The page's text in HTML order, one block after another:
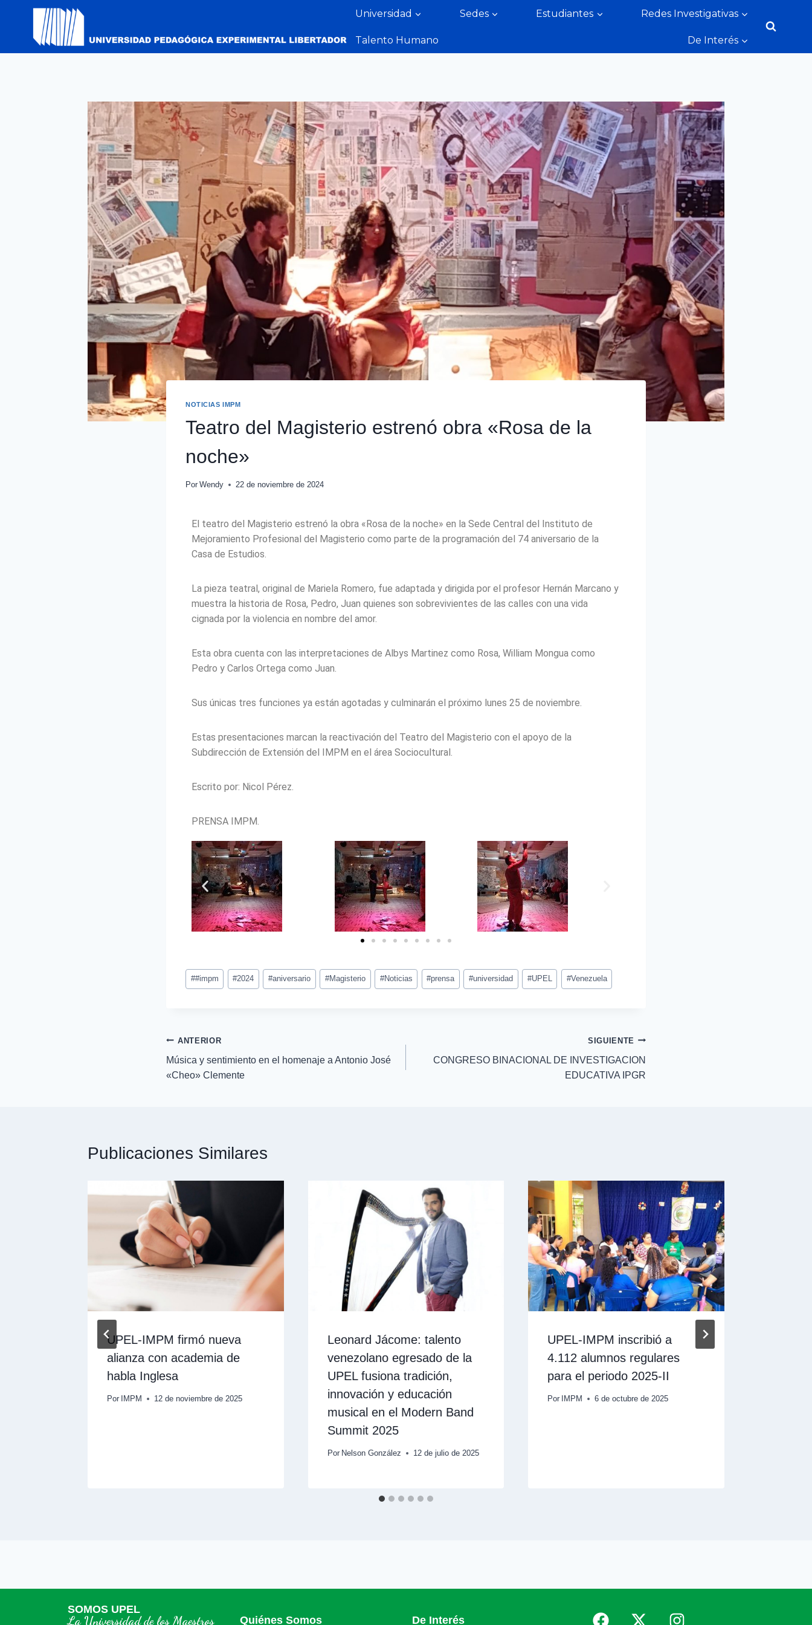
Universidad Sedes Estudiantes Redes Investigativas
Talento Humano De Interés
NOTICIAS IMPM
Teatro del Magisterio estrenó obra «Rosa de la
noche»
Por Wendy 22 de noviembre de 2024
El teatro del Magisterio estrenó la obra «Rosa de la noche» en la Sede Central del Instituto de
Mejoramiento Profesional del Magisterio como parte de la programación del 74 aniversario de la
Casa de Estudios.
La pieza teatral, original de Mariela Romero, fue adaptada y dirigida por el profesor Hernán Marcano y
muestra la historia de Rosa, Pedro, Juan quienes son sobrevivientes de las calles con una vida
cignada por la violencia en nombre del amor.
Esta obra cuenta con las interpretaciones de Albys Martinez como Rosa, William Mongua como
Pedro y Carlos Ortega como Juan.
Sus únicas tres funciones ya están agotadas y culminarán el próximo lunes 25 de noviembre.
Estas presentaciones marcan la reactivación del Teatro del Magisterio con el apoyo de la
Subdirección de Extensión del IMPM en el área Sociocultural.
Escrito por: Nicol Pérez.
PRENSA IMPM.
##impm #2024 #aniversario #Magisterio #Noticias #prensa #universidad #UPEL #Venezuela
ANTERIOR
Música y sentimiento en el homenaje a Antonio José
«Cheo» Clemente
SIGUIENTE
CONGRESO BINACIONAL DE INVESTIGACION
EDUCATIVA IPGR
Publicaciones Similares
UPEL-IMPM firmó nueva
alianza con academia de
habla Inglesa
Por IMPM 12 de noviembre de 2025
Leonard Jácome: talento
venezolano egresado de la
UPEL fusiona tradición,
innovación y educación
musical en el Modern Band
Summit 2025
Por Nelson González 12 de julio de 2025
UPEL-IMPM inscribió a
4.112 alumnos regulares
para el periodo 2025-II
Por IMPM 6 de octubre de 2025
SOMOS UPEL
La Universidad de los Maestros Quiénes Somos De Interés